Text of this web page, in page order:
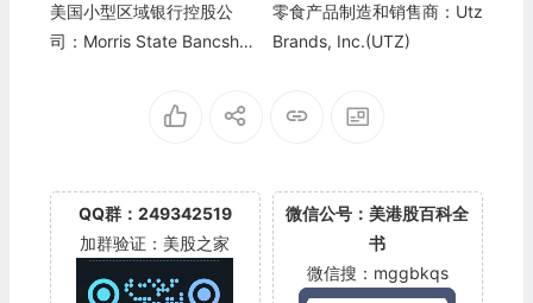
美国小型区域银行控股公
司：Morris State Bancshar
零食产品制造和销售商：Utz
Brands, Inc.(UTZ)
QQ群：249342519
加群验证：美股之家
微信公号：美港股百科全
书
微信搜：mggbkqs